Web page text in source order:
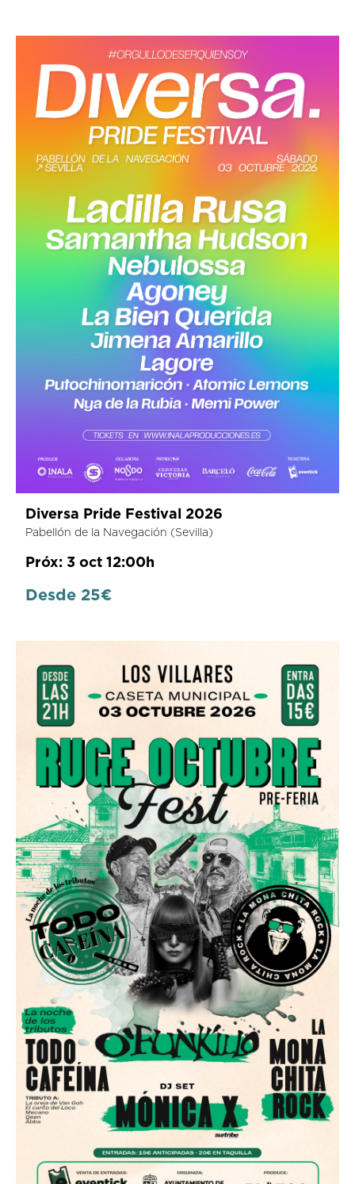
Diversa Pride Festival 2026
Pabellón de la Navegación (Sevilla)
Próx: 3 oct 12:00h
Desde 25€